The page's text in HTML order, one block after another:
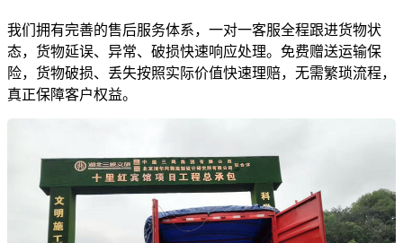
我们拥有完善的售后服务体系，一对一客服全程跟进货物状
态，货物延误、异常、破损快速响应处理。免费赠送运输保
险，货物破损、丢失按照实际价值快速理赔，无需繁琐流程，
真正保障客户权益。